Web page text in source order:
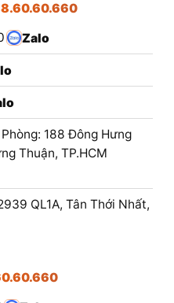
Zalo
188 Đông Hưng
Thuận, TP.HCM
QL1A, Tân Thới Nhất,